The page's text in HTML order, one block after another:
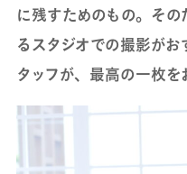
に残すためのもの。そ
るスタジオでの撮影がお
タッフが、最高の一枚を